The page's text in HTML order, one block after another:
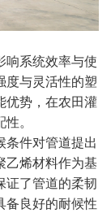
响系统效率与使
度与灵活性的塑
优势，在农田灌
。
条件对管道提出
乙烯材料作为基
证了管道的柔韧
备良好的耐候性